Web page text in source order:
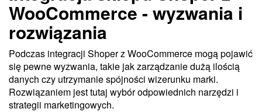
WooCommerce - wyzwania i
rozwiązania
Podczas integracji Shoper z WooCommerce mogą pojawić
się pewne wyzwania, takie jak zarządzanie dużą ilością
danych czy utrzymanie spójności wizerunku marki.
Rozwiązaniem jest tutaj wybór odpowiednich narzędzi i
strategii marketingowych.